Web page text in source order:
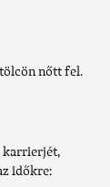
nőtt fel.
karrierjét,
időkre: